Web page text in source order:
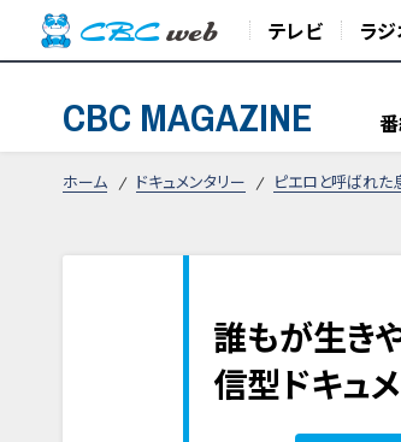
テレビ ラ
CBC MAGAZINE
ホーム ドキュメンタリー ピエロと呼ばれた
誰もが生き
信型ドキュ